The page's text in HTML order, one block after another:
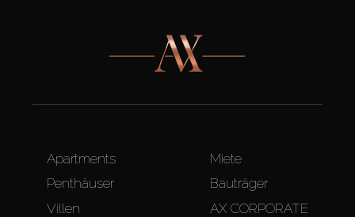
Apartments
Penthäuser
Villen
Miete
Bauträger
AX CORPORATE